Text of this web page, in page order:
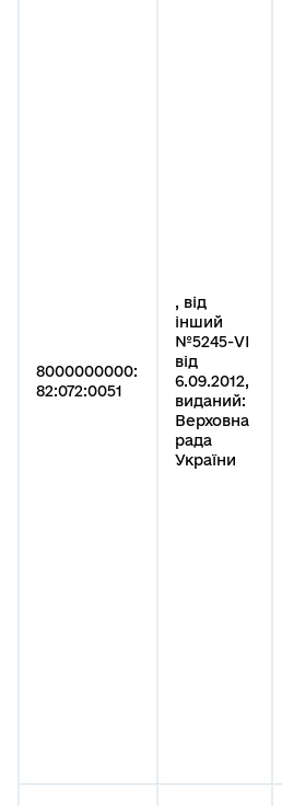
8000000000:
82:072:0051
, від
інший
№5245-VI
від
6.09.2012,
виданий:
Верховна
рада
України